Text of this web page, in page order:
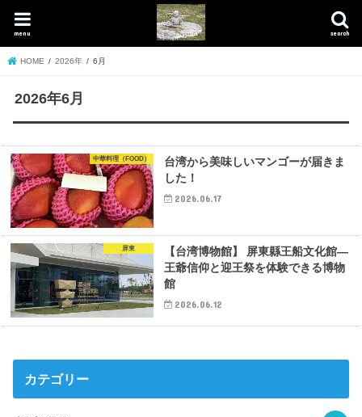
search
menu
HOME 2026年 6月
2026年6月
中華料理（FOOD）
台湾から美味しいマンゴーが届きま
した！
2026.06.17
屏東
【台湾博物館】 屏東縣王船文化館—
王爺信仰と迎王祭を体験できる博物
館
2026.06.12
カテゴリー